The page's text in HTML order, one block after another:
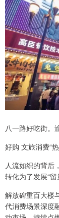
八一路好吃街。
好购 文旅消费“
人流如织的背后
转化为了发展“留
解放碑重百大楼
代消费场景深度